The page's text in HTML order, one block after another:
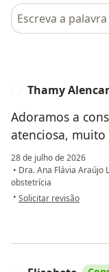
Pesquisar em
Thamy Alencar
Adoramos a
atenciosa, muito
28 de julho de 2026
• Dra. Ana Flávia Araújo
obstetrícia
• na opinião do utilizador
Solicitar revisão